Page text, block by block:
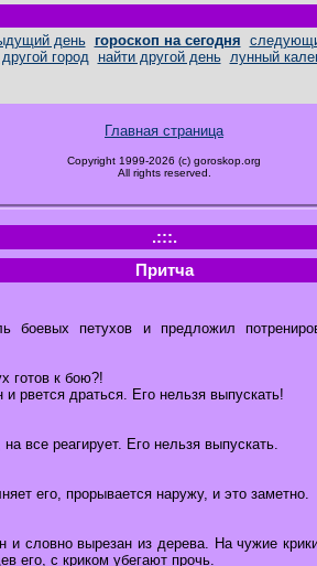
день гороскоп на сегодня
город
найти другой день лунный
Главная страница
Copyright 1999-2026 (c) goroskop.org
All rights reserved.
.:::.
Притча
боевых петухов и предложил
готов к бою?!
рвется драться. Его нельзя выпускать!
все реагирует. Его нельзя выпускать.
его, прорывается наружу, и это заметно.
и словно вырезан из дерева. На чужие
его, с криком убегают прочь.